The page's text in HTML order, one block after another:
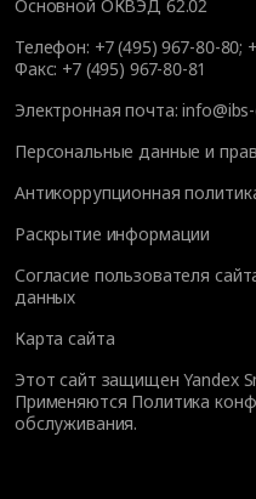
Основной ОКВЭД 62.02
Телефон: +7 (495) 967-80-80;
Факс: +7 (495) 967-80-81
Электронная почта:
Персональные данные и
Антикоррупционная
Раскрытие информации
Согласие пользователя
данных
Карта сайта
Этот сайт защищен Yandex
Применяются Политика
обслуживания.